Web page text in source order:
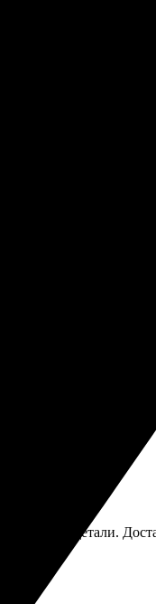
быстро нашёл
цвета и качество
заказ.
и уточнил детали.